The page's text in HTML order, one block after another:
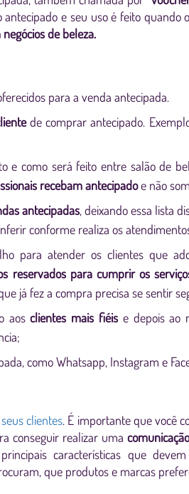
e seu uso é feito quando
de beleza.
para a venda antecipada.
de comprar antecipado.
e como será feito entre salão de
recebam antecipadoe não
antecipadas, deixando essa lista
conforme realiza os
para atender os clientes que
reservados para cumprir os
já fez a compra precisa se sentir
aosclientes mais fiéis e depois ao
como Whatsapp, Instagram e
clientes. É importante que você
conseguir realizar uma
características que
que produtos e marcas